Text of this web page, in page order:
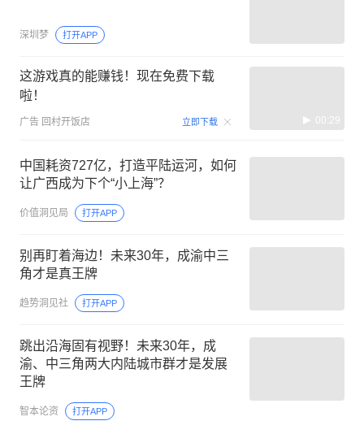
深圳梦 打开APP
这游戏真的能赚钱！现在免费下载
啦！
广告 回村开饭店 立即下载 00:29
中国耗资727亿，打造平陆运河，如何
让广西成为下个“小上海”？
价值洞见局 打开APP
别再盯着海边！未来30年，成渝中三
角才是真王牌
趋势洞见社 打开APP
跳出沿海固有视野！未来30年，成
渝、中三角两大内陆城市群才是发展
王牌
智本论资 打开APP